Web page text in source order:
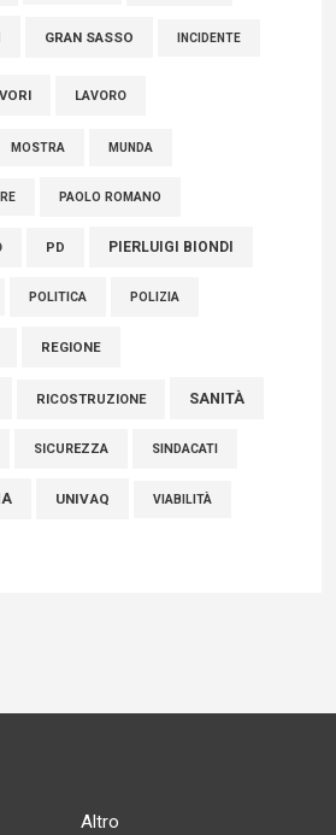
GRAN SASSO INCIDENTE
LAVORO
MOSTRA MUNDA
PAOLO ROMANO
PD PIERLUIGI BIONDI
POLITICA POLIZIA
REGIONE
RICOSTRUZIONE SANITÀ
SICUREZZA SINDACATI
UNIVAQ VIABILITÀ
Altro